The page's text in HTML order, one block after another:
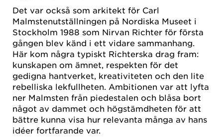
Det var också som arkitekt för Carl
Malmstenutställningen på Nordiska Museet i
Stockholm 1988 som Nirvan Richter för första
gången blev känd i ett vidare sammanhang.
Här kom några typiskt Richterska drag fram:
kunskapen om ämnet, respekten för det
gedigna hantverket, kreativiteten och den lite
rebelliska lekfullheten. Ambitionen var att lyfta
ner Malmsten från piedestalen och blåsa bort
något av dammet och högstämdheten för att
bättre kunna visa hur relevanta många av hans
idéer fortfarande var.